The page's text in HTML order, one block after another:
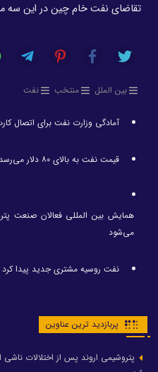
تقاضای نفت خام چین در این سه
بین الملل منتخب نفت
آمادگی وزارت نفت برای اتصال
قیمت نفت به بالای ۸۰ دلار می‌رسد
می‌شود
نفت روسیه مشتری جدید پیدا کرد
پربازدید ترین عناوین